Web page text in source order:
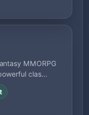
MMORPG
clas…